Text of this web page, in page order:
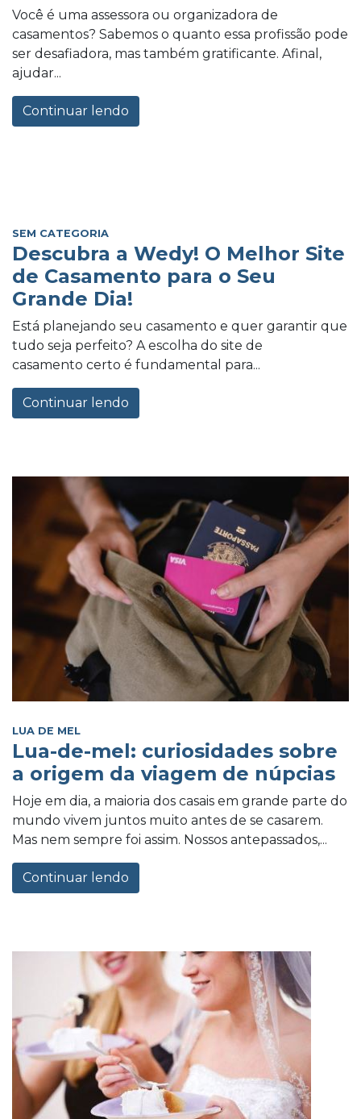
Você é uma assessora ou organizadora de
casamentos? Sabemos o quanto essa profissão pode
ser desafiadora, mas também gratificante. Afinal,
ajudar...
Continuar lendo
SEM CATEGORIA
Descubra a Wedy! O Melhor Site
de Casamento para o Seu
Grande Dia!
Está planejando seu casamento e quer garantir que
tudo seja perfeito? A escolha do site de
casamento certo é fundamental para...
Continuar lendo
LUA DE MEL
Lua-de-mel: curiosidades sobre
a origem da viagem de núpcias
Hoje em dia, a maioria dos casais em grande parte do
mundo vivem juntos muito antes de se casarem.
Mas nem sempre foi assim. Nossos antepassados,...
Continuar lendo